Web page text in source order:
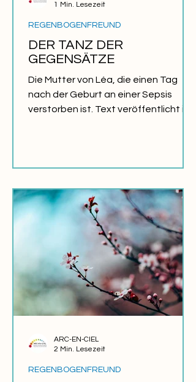
DER TANZ DER
GEGENSÄTZE
Die Mutter von Léa, die einen Tag
nach der Geburt an einer Sepsis
verstorben ist. Text veröffentlicht im
REGENBOGENFREUND
1 Min. Lesezeit
REGENBOGENFREUND
ARC-EN-CIEL
2 Min. Lesezeit